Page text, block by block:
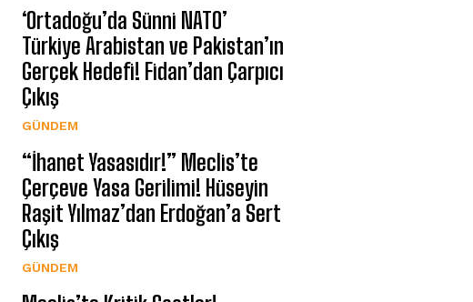
‘Ortadoğu’da Sünni NATO’
Türkiye Arabistan ve Pakistan’ın
Gerçek Hedefi! Fidan’dan Çarpıcı
Çıkış
GÜNDEM
“İhanet Yasasıdır!” Meclis’te
Çerçeve Yasa Gerilimi! Hüseyin
Raşit Yılmaz’dan Erdoğan’a Sert
Çıkış
GÜNDEM